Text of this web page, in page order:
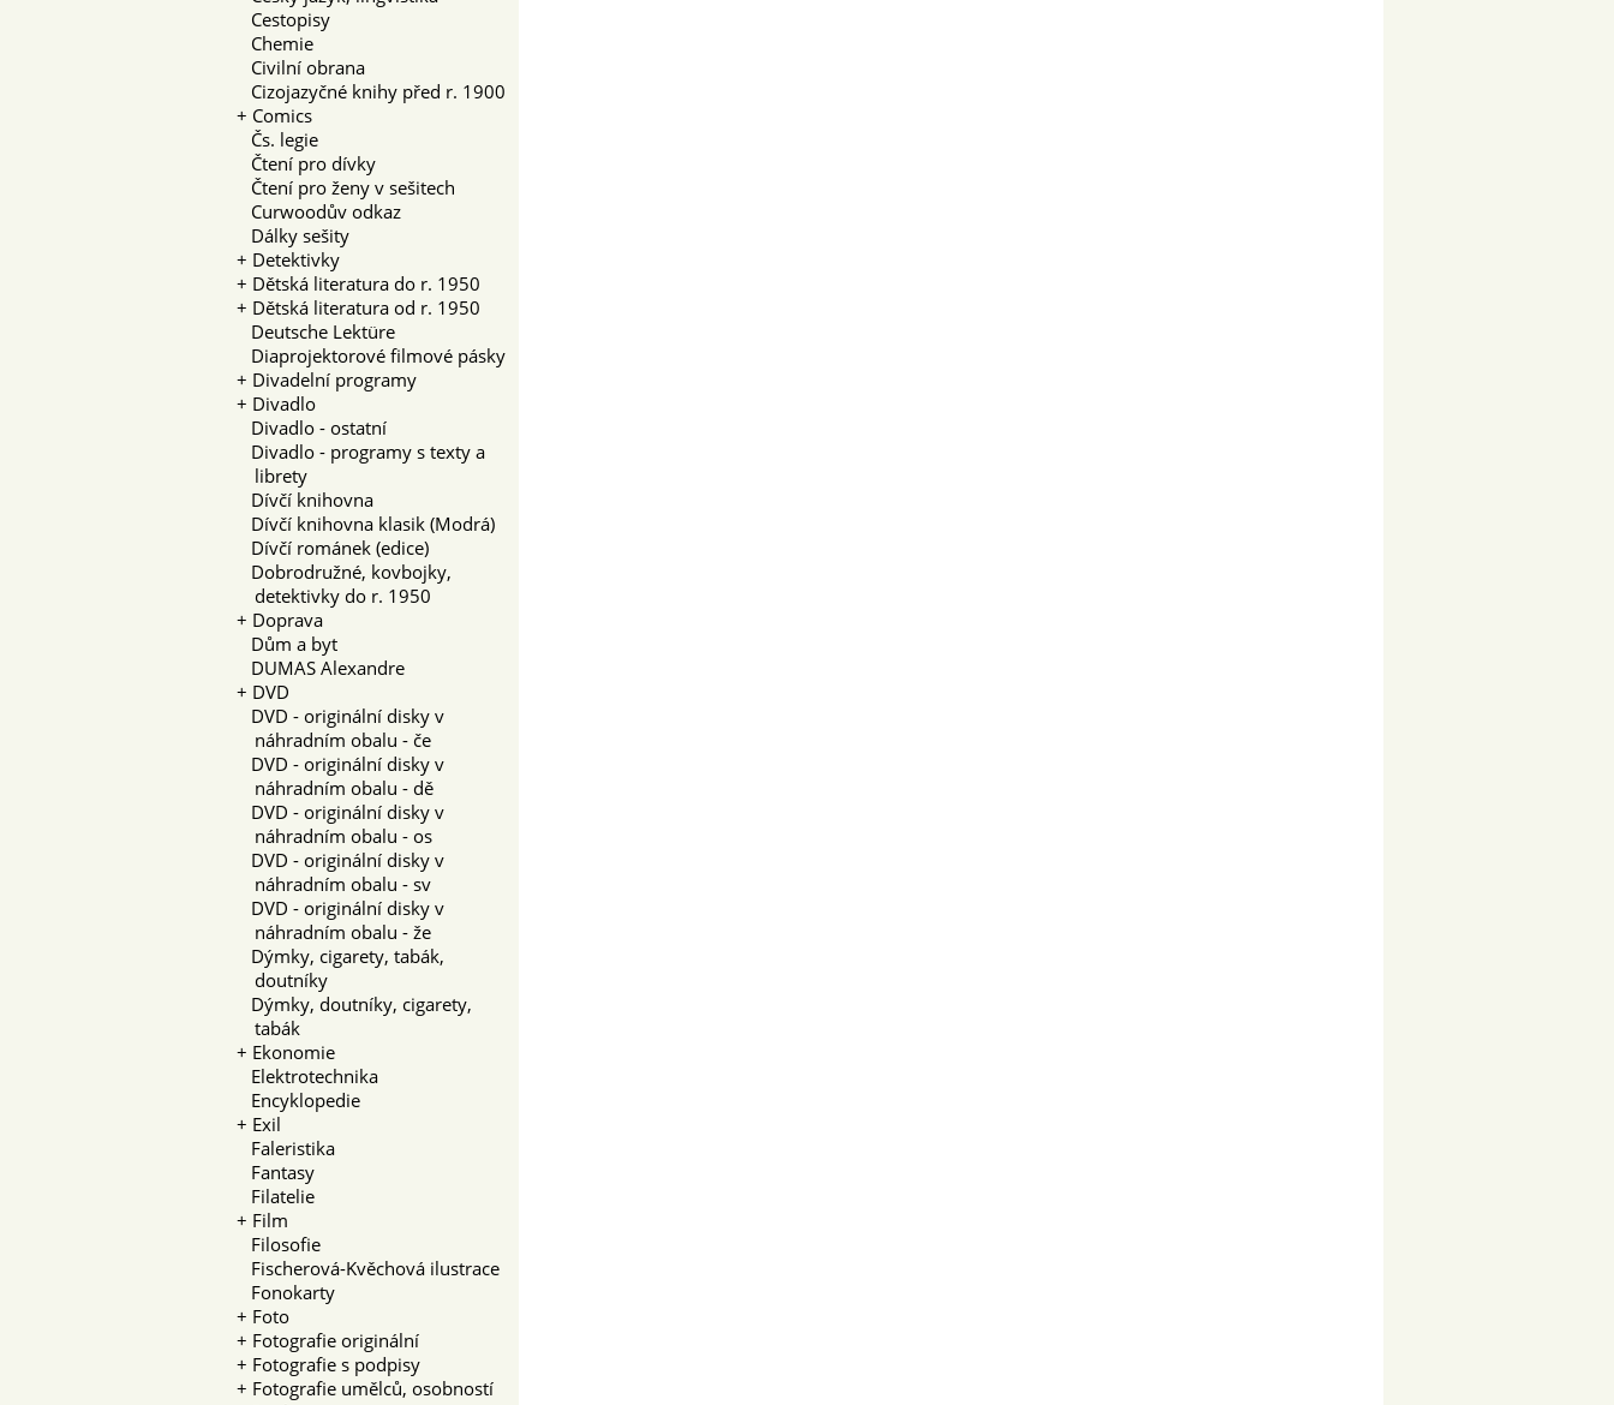
Cestopisy
Chemie
Civilní obrana
Cizojazyčné knihy před r. 1900
+ Comics
Čs. legie
Čtení pro dívky
Čtení pro ženy v sešitech
Curwoodův odkaz
Dálky sešity
+ Detektivky
+ Dětská literatura do r. 1950
+ Dětská literatura od r. 1950
Deutsche Lektüre
Diaprojektorové filmové pásky
+ Divadelní programy
+ Divadlo
Divadlo - ostatní
Divadlo - programy s texty a
librety
Dívčí knihovna
Dívčí knihovna klasik (Modrá)
Dívčí románek (edice)
Dobrodružné, kovbojky,
detektivky do r. 1950
+ Doprava
Dům a byt
DUMAS Alexandre
+ DVD
DVD - originální disky v
náhradním obalu - če
DVD - originální disky v
náhradním obalu - dě
DVD - originální disky v
náhradním obalu - os
DVD - originální disky v
náhradním obalu - sv
DVD - originální disky v
náhradním obalu - že
Dýmky, cigarety, tabák,
doutníky
Dýmky, doutníky, cigarety,
tabák
+ Ekonomie
Elektrotechnika
Encyklopedie
+ Exil
Faleristika
Fantasy
Filatelie
+ Film
Filosofie
Fischerová-Kvěchová ilustrace
Fonokarty
+ Foto
+ Fotografie originální
+ Fotografie s podpisy
+ Fotografie umělců, osobností